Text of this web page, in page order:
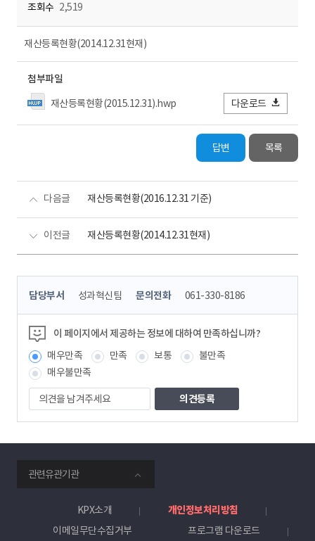
조회수 2,519
재산등록현황(2014.12.31현재)
첨부파일
재산등록현황(2015.12.31).hwp
다운로드
답변 목록
다음글 재산등록현황(2016.12.31 기준)
이전글 재산등록현황(2014.12.31현재)
콘
츠
정
보
책
임
자
담당부서 성과혁신팀 문의전화 061-330-8186
이 페이지에서 제공하는 정보에 대하여 만족하십니까?
매우만족
만족 보통
불만족
매우불만족
의
견
을
겨
주
세
요
관련유관기관
KPX소개
개인정보처리방침
이메일무단수집거부
프로그램 다운로드